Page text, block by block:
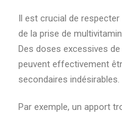
Il est crucial de
de la prise de
Des doses excessives
peuvent effectivement
secondaires indésirables.
Par exemple, un apport